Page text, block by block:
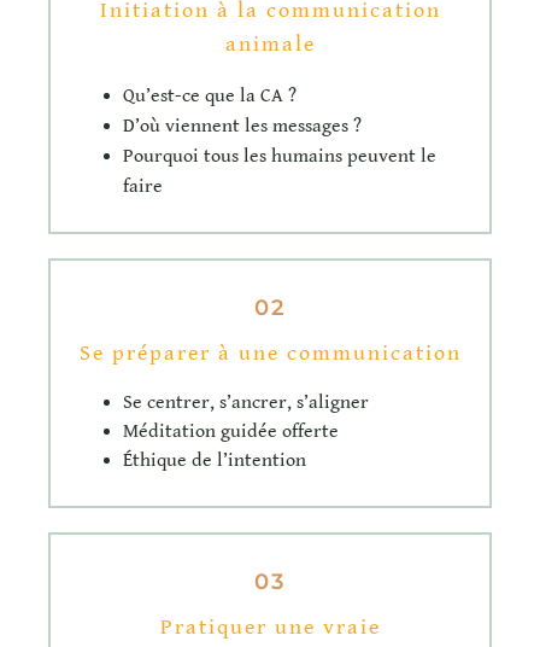
Initiation à la communication
animale
Qu’est-ce que la CA ?
D’où viennent les messages ?
Pourquoi tous les humains peuvent le
faire
02
Se préparer à une communication
Se centrer, s’ancrer, s’aligner
Méditation guidée offerte
Éthique de l’intention
03
Pratiquer une vraie